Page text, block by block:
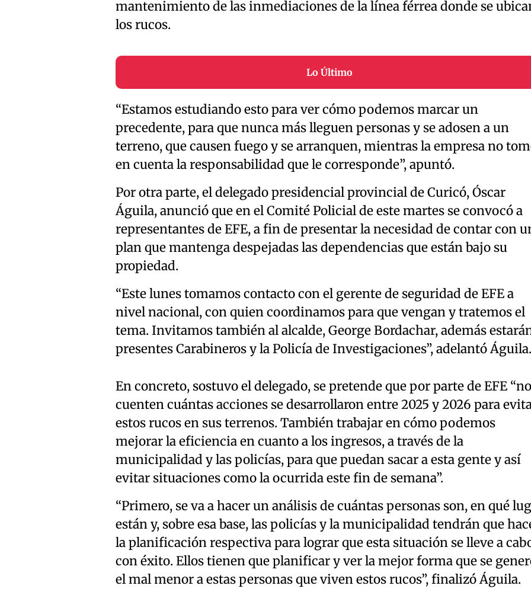
mantenimiento de las inmediaciones de la línea férrea donde se
los rucos.
Lo Último
“Estamos estudiando esto para ver cómo podemos marcar un
precedente, para que nunca más lleguen personas y se adosen a un
terreno, que causen fuego y se arranquen, mientras la empresa no
en cuenta la responsabilidad que le corresponde”, apuntó.
Por otra parte, el delegado presidencial provincial de Curicó, Óscar
Águila, anunció que en el Comité Policial de este martes se convocó a
representantes de EFE, a fin de presentar la necesidad de contar con
plan que mantenga despejadas las dependencias que están bajo su
propiedad.
“Este lunes tomamos contacto con el gerente de seguridad de EFE a
nivel nacional, con quien coordinamos para que vengan y tratemos el
tema. Invitamos también al alcalde, George Bordachar, además
presentes Carabineros y la Policía de Investigaciones”, adelantó Águila.
En concreto, sostuvo el delegado, se pretende que por parte de EFE
cuenten cuántas acciones se desarrollaron entre 2025 y 2026 para
estos rucos en sus terrenos. También trabajar en cómo podemos
mejorar la eficiencia en cuanto a los ingresos, a través de la
municipalidad y las policías, para que puedan sacar a esta gente y así
evitar situaciones como la ocurrida este fin de semana”.
“Primero, se va a hacer un análisis de cuántas personas son, en qué
están y, sobre esa base, las policías y la municipalidad tendrán que
la planificación respectiva para lograr que esta situación se lleve a
con éxito. Ellos tienen que planificar y ver la mejor forma que se
el mal menor a estas personas que viven estos rucos”, finalizó Águila.